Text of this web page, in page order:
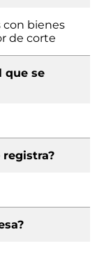
con bienes
de corte
que se
registra?